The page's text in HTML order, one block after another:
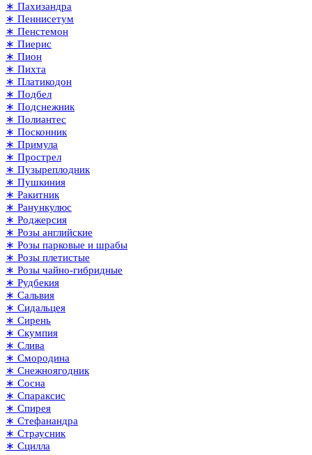
∗ Пахизандра
∗ Пеннисетум
∗ Пенстемон
∗ Пиерис
∗ Пион
∗ Пихта
∗ Платикодон
∗ Подбел
∗ Подснежник
∗ Полиантес
∗ Посконник
∗ Примула
∗ Прострел
∗ Пузыреплодник
∗ Пушкиния
∗ Ракитник
∗ Ранункулюс
∗ Роджерсия
∗ Розы английские
∗ Розы парковые и шрабы
∗ Розы плетистые
∗ Розы чайно-гибридные
∗ Рудбекия
∗ Сальвия
∗ Сидальцея
∗ Сирень
∗ Скумпия
∗ Слива
∗ Смородина
∗ Снежноягодник
∗ Сосна
∗ Спараксис
∗ Спирея
∗ Стефанандра
∗ Страусник
∗ Сцилла